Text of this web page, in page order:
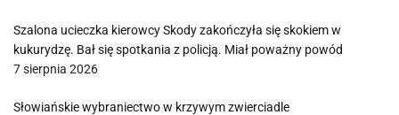
Szalona ucieczka kierowcy Skody zakończyła się skokiem w
kukurydzę. Bał się spotkania z policją. Miał poważny powód
7 sierpnia 2026
Słowiańskie wybraniectwo w krzywym zwierciadle